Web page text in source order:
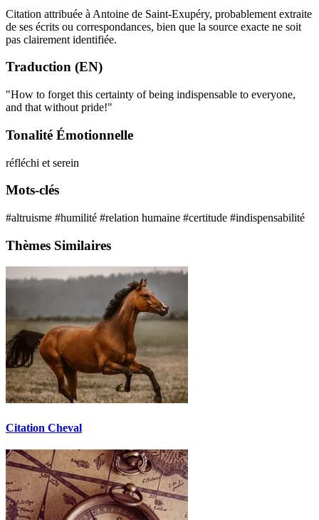
Citation attribuée à Antoine de Saint-Exupéry, probablement extraite
de ses écrits ou correspondances, bien que la source exacte ne soit
pas clairement identifiée.
Traduction (EN)
"How to forget this certainty of being indispensable to everyone,
and that without pride!"
Tonalité Émotionnelle
réfléchi et serein
Mots-clés
#altruisme #humilité #relation humaine #certitude #indispensabilité
Thèmes Similaires
Citation Cheval